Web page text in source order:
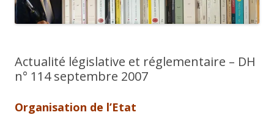
Actualité législative et réglementaire – DH
n° 114 septembre 2007
Organisation de l’Etat